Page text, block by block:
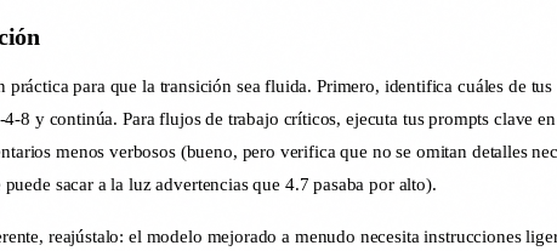
para que la transición sea fluida. Primero, identifica cuáles de
8 y continúa. Para flujos de trabajo críticos, ejecuta tus prompts clave
menos verbosos (bueno, pero verifica que no se omitan detalles
sacar a la luz advertencias que 4.7 pasaba por alto).
reajústalo: el modelo mejorado a menudo necesita instrucciones